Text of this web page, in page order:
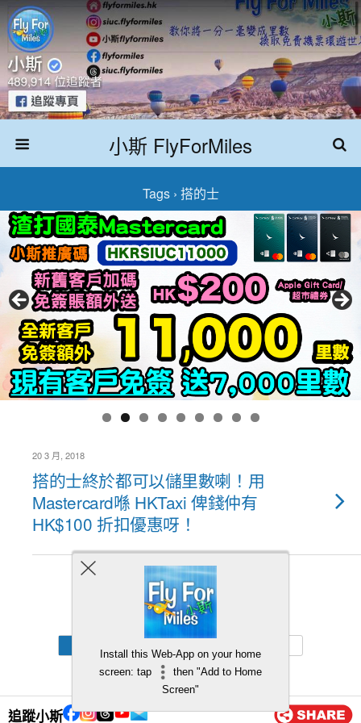
追蹤小斯
小斯 FlyForMiles
Tags › 搭的士
20 3 月, 2018
搭的士終於都可以儲里數喇！用
Mastercard喺 HKTaxi 俾錢仲有
HK$100 折扣優惠呀！
Back to top
Install this Web-App on your home
screen: tap
then "Add to Home
Screen"